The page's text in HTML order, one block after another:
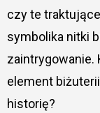
czy te
symbolika nitki
zaintrygowanie.
element
historię?